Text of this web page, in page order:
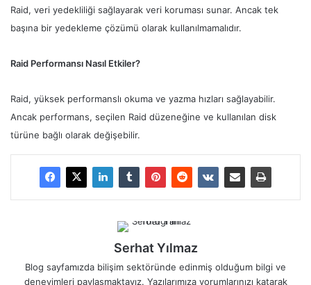
Raid, veri yedekliliği sağlayarak veri koruması sunar. Ancak tek
başına bir yedekleme çözümü olarak kullanılmamalıdır.
Raid Performansı Nasıl Etkiler?
Raid, yüksek performanslı okuma ve yazma hızları sağlayabilir.
Ancak performans, seçilen Raid düzeneğine ve kullanılan disk
türüne bağlı olarak değişebilir.
Serhat Yılmaz
Blog sayfamızda bilişim sektöründe edinmiş olduğum bilgi ve
deneyimleri paylaşmaktayız. Yazılarımıza yorumlarınızı katarak